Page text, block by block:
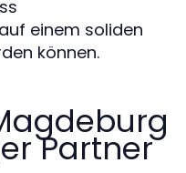
einem soliden
können.
Partner